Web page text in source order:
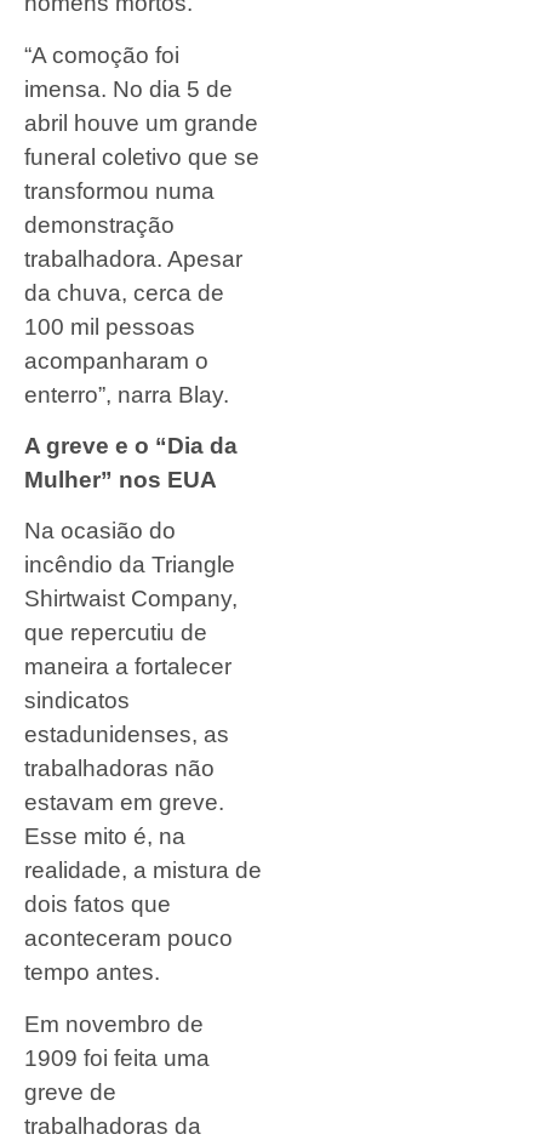
“A comoção foi
imensa. No dia 5 de
abril houve um grande
funeral coletivo que se
transformou numa
demonstração
trabalhadora. Apesar
da chuva, cerca de
100 mil pessoas
acompanharam o
enterro”, narra Blay.
A greve e o “Dia da
Mulher” nos EUA
Na ocasião do
incêndio da Triangle
Shirtwaist Company,
que repercutiu de
maneira a fortalecer
sindicatos
estadunidenses, as
trabalhadoras não
estavam em greve.
Esse mito é, na
realidade, a mistura de
dois fatos que
aconteceram pouco
tempo antes.
Em novembro de
1909 foi feita uma
greve de
trabalhadoras da